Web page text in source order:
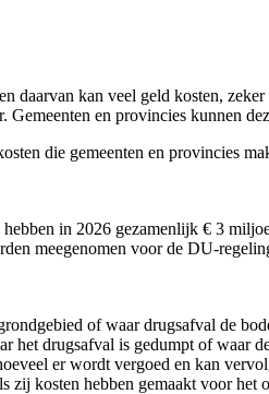
kan veel geld kosten,
en provincies kunnen
die gemeenten en provincies
in 2026 gezamenlijk € 3
meegenomen voor de DU-
of waar drugsafval de
drugsafval is gedumpt of waar
er wordt vergoed en kan
zij kosten hebben gemaakt voor het